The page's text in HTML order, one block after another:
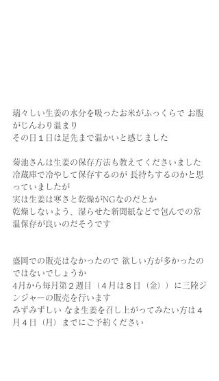
瑞々しい生姜の水分を吸ったお米がふっくらで お腹
がじんわり温まり
その日１日は足先まで温かいと感じました
菊池さんは生姜の保存方法も教えてくださいました
冷蔵庫で冷やして保存するのが 長持ちするのかと思
っていましたが
実は生姜は寒さと乾燥がNGなのだとか
乾燥しないよう、湿らせた新聞紙などで包んでの常
温保存が良いのだそうです
盛岡での販売はなかったので 欲しい方が多かったの
ではないでしょうか
4月から毎月第２週目（４月は８日（金））に三陸ジ
ンジャーの販売を行います
みずみずしい なま生姜を召し上がってみたい方は４
月４日（月）までにご予約ください